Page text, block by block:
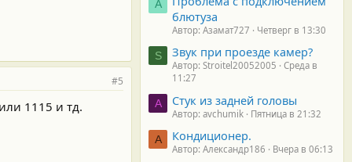
#5
1115 и тд.
А
блютуза
Автор: Азамат727 Четверг в 13:30
S Звук при проезде камер?
Автор: Stroitel20052005
Среда в
11:27
A Стук из задней головы
Автор: avchumik Пятница в 21:32
А Кондиционер.
Автор: Александр186 Вчера в 06:13